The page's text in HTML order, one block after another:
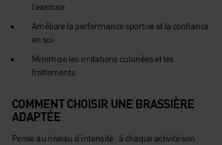
l’exercice
Améliore la performance sportive et la confiance
en soi
Minimise les irritations cutanées et les
frottements
COMMENT CHOISIR UNE BRASSIÈRE
ADAPTÉE
Pense au niveau d’intensité : à chaque activité son